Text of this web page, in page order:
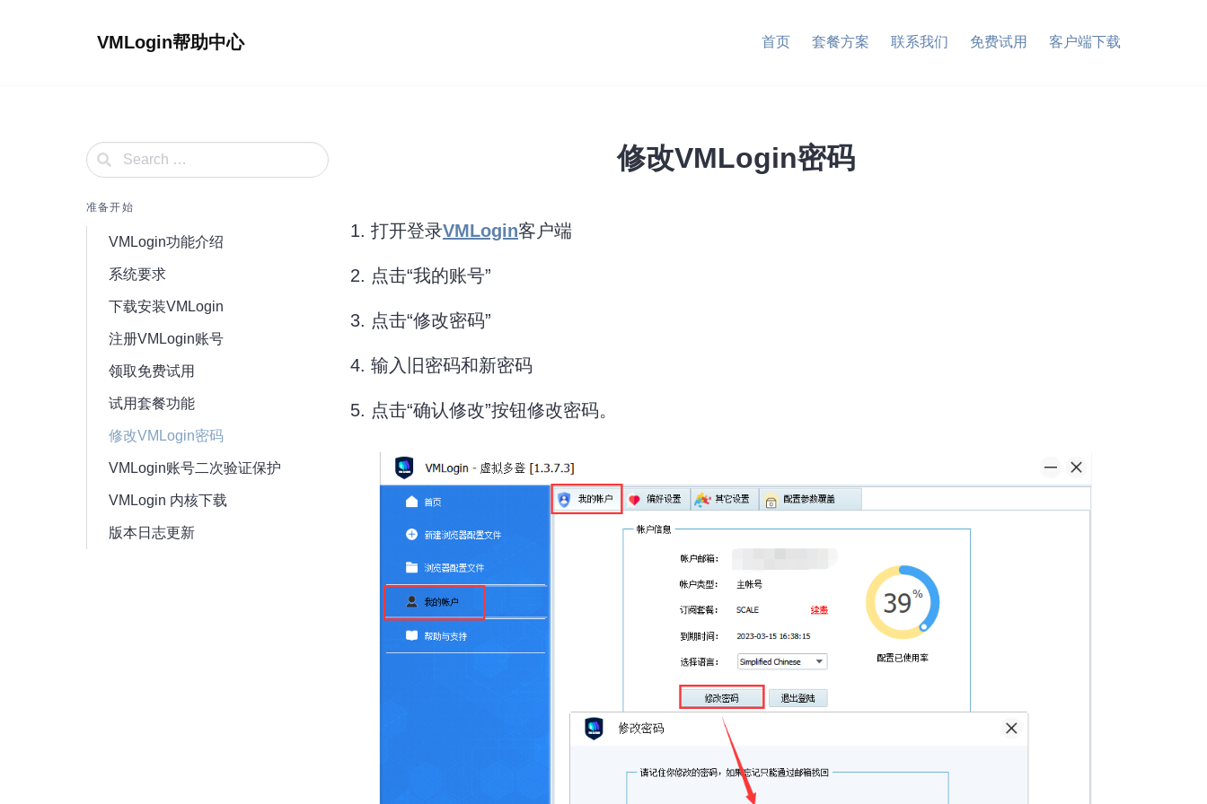
VMLogin帮助中心 首页 套餐方案 联系我们 免费试用 客户端下载
准备开始
VMLogin功能介绍
系统要求
下载安装VMLogin
注册VMLogin账号
领取免费试用
试用套餐功能
修改VMLogin密码
VMLogin账号二次验证保护
VMLogin 内核下载
版本日志更新
修改VMLogin密码
1. 打开登录VMLogin客户端
2. 点击“我的账号”
3. 点击“修改密码”
4. 输入旧密码和新密码
5. 点击“确认修改”按钮修改密码。